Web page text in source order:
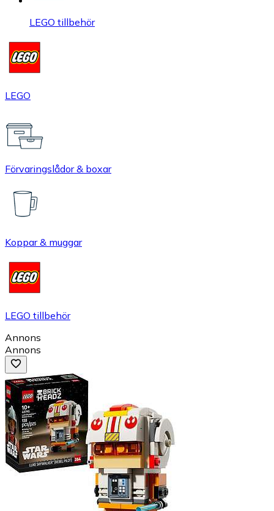
LEGO tillbehör
LEGO
Förvaringslådor & boxar
Koppar & muggar
LEGO tillbehör
Annons
Annons